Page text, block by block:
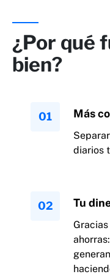
¿Por qué
bien?
Más
diarios
Tu